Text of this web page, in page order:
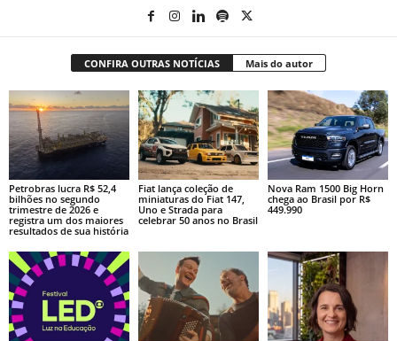
CONFIRA OUTRAS NOTÍCIAS Mais do autor
Petrobras lucra R$ 52,4
bilhões no segundo
trimestre de 2026 e
registra um dos maiores
resultados de sua história
Fiat lança coleção de
miniaturas do Fiat 147,
Uno e Strada para
celebrar 50 anos no Brasil
Nova Ram 1500 Big Horn
chega ao Brasil por R$
449.990